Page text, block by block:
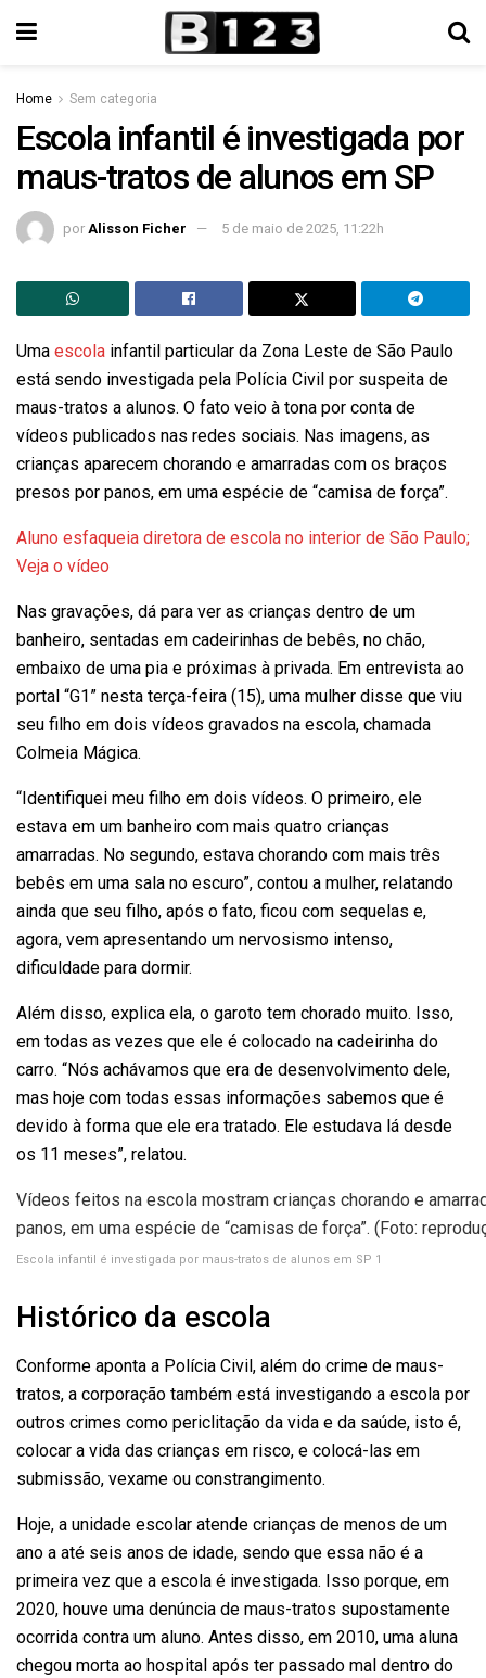
Home Sem categoria
Escola infantil é investigada por
maus-tratos de alunos em SP
por Alisson Ficher 5 de maio de 2025, 11:22h
Uma escola infantil particular da Zona Leste de São Paulo
está sendo investigada pela Polícia Civil por suspeita de
maus-tratos a alunos. O fato veio à tona por conta de
vídeos publicados nas redes sociais. Nas imagens, as
crianças aparecem chorando e amarradas com os braços
presos por panos, em uma espécie de “camisa de força”.
Aluno esfaqueia diretora de escola no interior de São Paulo;
Veja o vídeo
Nas gravações, dá para ver as crianças dentro de um
banheiro, sentadas em cadeirinhas de bebês, no chão,
embaixo de uma pia e próximas à privada. Em entrevista ao
portal “G1” nesta terça-feira (15), uma mulher disse que viu
seu filho em dois vídeos gravados na escola, chamada
Colmeia Mágica.
“Identifiquei meu filho em dois vídeos. O primeiro, ele
estava em um banheiro com mais quatro crianças
amarradas. No segundo, estava chorando com mais três
bebês em uma sala no escuro”, contou a mulher, relatando
ainda que seu filho, após o fato, ficou com sequelas e,
agora, vem apresentando um nervosismo intenso,
dificuldade para dormir.
Além disso, explica ela, o garoto tem chorado muito. Isso,
em todas as vezes que ele é colocado na cadeirinha do
carro. “Nós achávamos que era de desenvolvimento dele,
mas hoje com todas essas informações sabemos que é
devido à forma que ele era tratado. Ele estudava lá desde
os 11 meses”, relatou.
Vídeos feitos na escola mostram crianças chorando e
panos, em uma espécie de “camisas de força”. (Foto:
Escola infantil é investigada por maus-tratos de alunos em SP 1
Histórico da escola
Conforme aponta a Polícia Civil, além do crime de maus-
tratos, a corporação também está investigando a escola por
outros crimes como periclitação da vida e da saúde, isto é,
colocar a vida das crianças em risco, e colocá-las em
submissão, vexame ou constrangimento.
Hoje, a unidade escolar atende crianças de menos de um
ano a até seis anos de idade, sendo que essa não é a
primeira vez que a escola é investigada. Isso porque, em
2020, houve uma denúncia de maus-tratos supostamente
ocorrida contra um aluno. Antes disso, em 2010, uma aluna
chegou morta ao hospital após ter passado mal dentro do